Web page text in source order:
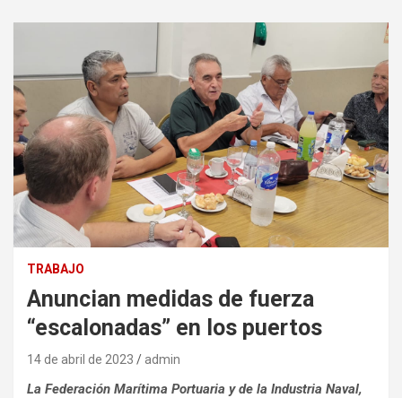
TRABAJO
Anuncian medidas de fuerza
“escalonadas” en los puertos
14 de abril de 2023 admin
La Federación Marítima Portuaria y de la Industria Naval,